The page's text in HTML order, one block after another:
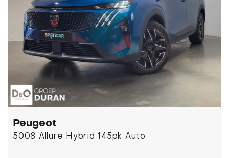
Peugeot
5008 Allure Hybrid 145pk Auto